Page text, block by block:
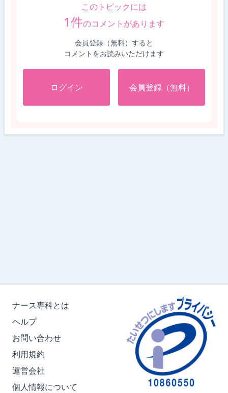
このトピックには
1件のコメントがあります
会員登録（無料）すると
コメントをお読みいただけます
ログイン 会員登録（無料）
ナース専科とは
ヘルプ
お問い合わせ
利用規約
運営会社
個人情報について